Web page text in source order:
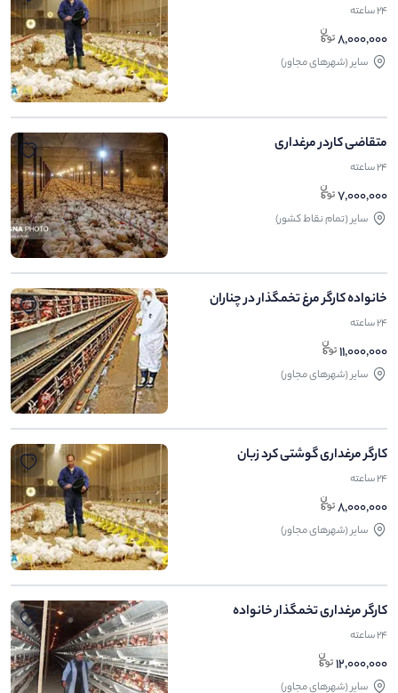
24 ساعته
8,000,000
ساير (شهرهای مجاور)
متقاضی کاردر مرغداری
24 ساعته
7,000,000
ساير (تمام نقاط کشور)
خانواده کارگر مرغ تخمگذار در چناران
24 ساعته
11,000,000
ساير (شهرهای مجاور)
کارگر مرغداری گوشتی کرد زبان
24 ساعته
8,000,000
ساير (شهرهای مجاور)
کارگر مرغداری تخمگذار خانواده
24 ساعته
12,000,000
ساير (شهرهای مجاور)